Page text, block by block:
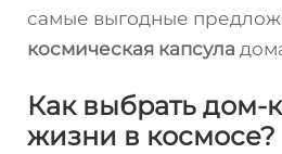
самые выгодные
космическая капсула
Как выбрать дом-
жизни в космосе?